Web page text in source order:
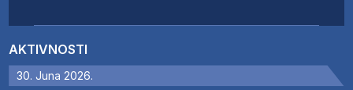
AKTIVNOSTI
30. Juna 2026.